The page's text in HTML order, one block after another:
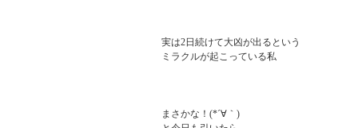
実は2日続けて大凶が出るという
ミラクルが起こっている私
まさかな！(*´∀｀)